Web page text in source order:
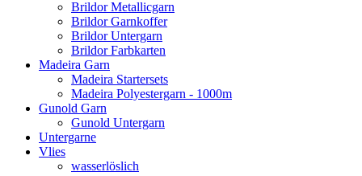
Brildor Metallicgarn
Brildor Garnkoffer
Brildor Untergarn
Brildor Farbkarten
Madeira Garn
Madeira Startersets
Madeira Polyestergarn - 1000m
Gunold Garn
Gunold Untergarn
Untergarne
Vlies
wasserlöslich